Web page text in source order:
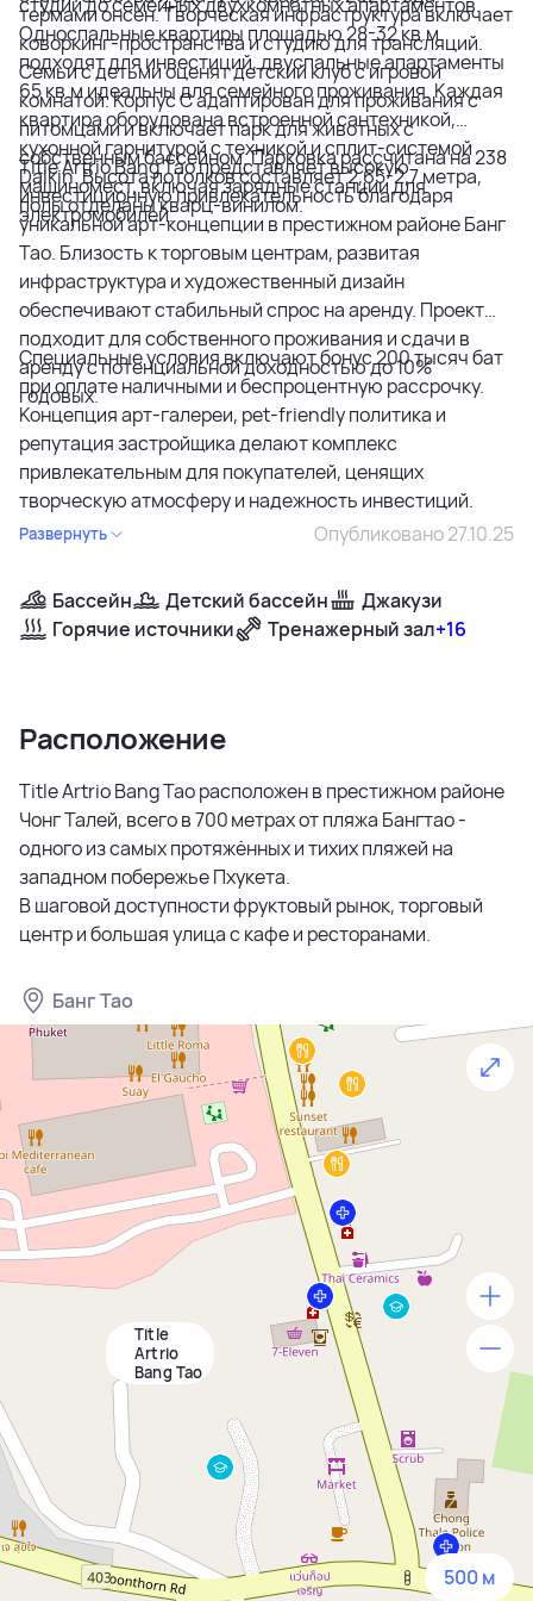
термами онсен. Творческая инфраструктура включает
коворкинг-пространства и студию для трансляций.
Семьи с детьми оценят детский клуб с игровой
комнатой. Корпус C адаптирован для проживания с
питомцами и включает парк для животных с
собственным бассейном. Парковка рассчитана на 238
машиномест, включая зарядные станции для
электромобилей.
Односпальные квартиры площадью 28-32 кв.м
подходят для инвестиций, двуспальные апартаменты
65 кв.м идеальны для семейного проживания. Каждая
квартира оборудована встроенной сантехникой,
кухонной гарнитурой с техникой и сплит-системой
Daikin. Высота потолков составляет 2,65-2,7 метра,
полы отделаны кварц-винилом.
Title Artrio Bang Tao представляет высокую
инвестиционную привлекательность благодаря
уникальной арт-концепции в престижном районе Банг
Тао. Близость к торговым центрам, развитая
инфраструктура и художественный дизайн
обеспечивают стабильный спрос на аренду. Проект
подходит для собственного проживания и сдачи в
аренду с потенциальной доходностью до 10%
годовых.
Специальные условия включают бонус 200 тысяч бат
при оплате наличными и беспроцентную рассрочку.
Концепция арт-галереи, pet-friendly политика и
репутация застройщика делают комплекс
привлекательным для покупателей, ценящих
творческую атмосферу и надежность инвестиций.
Развернуть Опубликовано 27.10.25
Бассейн Детский бассейн
Джакузи
Горячие источники
Тренажерный зал+16
Расположение
Title Artrio Bang Tao расположен в престижном районе
Чонг Талей, всего в 700 метрах от пляжа Бангтао -
одного из самых протяжённых и тихих пляжей на
западном побережье Пхукета.
В шаговой доступности фруктовый рынок, торговый
центр и большая улица с кафе и ресторанами.
Банг Тао
Title
Artrio
Bang Tao
500 м
500 м
1500 м
3 км
5 км